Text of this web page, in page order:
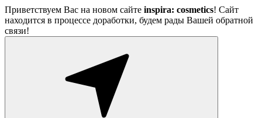
Приветствуем Вас на новом сайте inspira: cosmetics! Сайт
находится в процессе доработки, будем рады Вашей обратной
связи!